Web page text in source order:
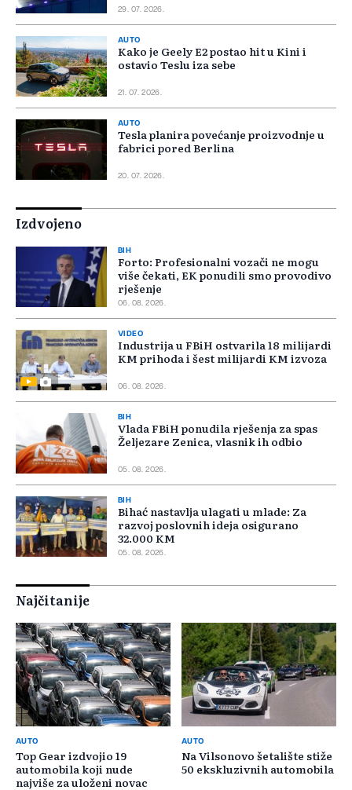
29. 07. 2026.
AUTO
Kako je Geely E2 postao hit u Kini i
ostavio Teslu iza sebe
21. 07. 2026.
AUTO
Tesla planira povećanje proizvodnje u
fabrici pored Berlina
20. 07. 2026.
Izdvojeno
BIH
Forto: Profesionalni vozači ne mogu
više čekati, EK ponudili smo provodivo
rješenje
06. 08. 2026.
VIDEO
Industrija u FBiH ostvarila 18 milijardi
KM prihoda i šest milijardi KM izvoza
06. 08. 2026.
BIH
Vlada FBiH ponudila rješenja za spas
Željezare Zenica, vlasnik ih odbio
05. 08. 2026.
BIH
Bihać nastavlja ulagati u mlade: Za
razvoj poslovnih ideja osigurano
32.000 KM
05. 08. 2026.
Najčitanije
AUTO
Top Gear izdvojio 19
automobila koji nude
najviše za uloženi novac
AUTO
Na Vilsonovo šetalište stiže
50 ekskluzivnih automobila